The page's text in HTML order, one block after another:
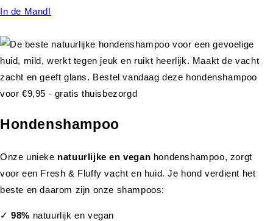
In de Mand!
Hondenshampoo
Onze unieke natuurlijke en vegan hondenshampoo, zorgt
voor een Fresh & Fluffy vacht en huid. Je hond verdient het
beste en daarom zijn onze shampoos:
✓98% natuurlijk en vegan